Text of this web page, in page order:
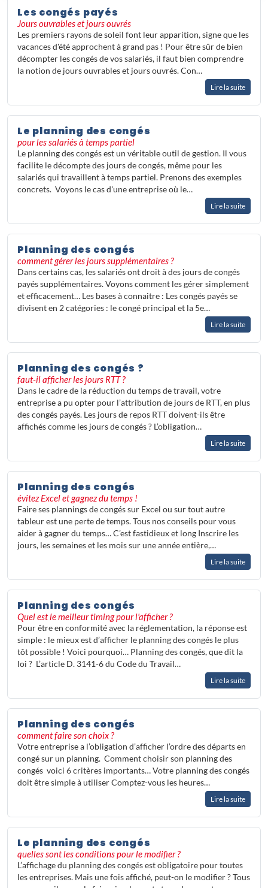
qu'il n'y paraît. Entre les obligations
légales imposées aux employeurs, les
règles propres aux salariés à temps
partiel et la gestion des jours RTT,
chaque décision engage la
responsabilité de l'entreprise.
supplémentaires, ou encore quelle
différence retenir entre jours
ouvrables et jours ouvrés ? Autant de
subtilités qui peuvent générer des
erreurs coûteuses si elles sont mal
maîtrisées.
absences au sein de votre structure,
tout en restant conforme à la
réglementation en vigueur.
Les congés payés
Jours ouvrables et jours ouvrés
Les premiers rayons de soleil font leur apparition, signe que les
vacances d'été approchent à grand pas ! Pour être sûr de bien
décompter les congés de vos salariés, il faut bien comprendre
la notion de jours ouvrables et jours ouvrés. Con…
Lire la suite
Le planning des congés
pour les salariés à temps partiel
Le planning des congés est un véritable outil de gestion. Il vous
facilite le décompte des jours de congés, même pour les
salariés qui travaillent à temps partiel. Prenons des exemples
concrets. Voyons le cas d'une entreprise où le…
Lire la suite
Planning des congés
comment gérer les jours supplémentaires ?
Dans certains cas, les salariés ont droit à des jours de congés
payés supplémentaires. Voyons comment les gérer simplement
et efficacement… Les bases à connaitre : Les congés payés se
divisent en 2 catégories : le congé principal et la 5e…
Lire la suite
Planning des congés ?
faut-il afficher les jours RTT ?
Dans le cadre de la réduction du temps de travail, votre
entreprise a pu opter pour l’attribution de jours de RTT, en plus
des congés payés. Les jours de repos RTT doivent-ils être
affichés comme les jours de congés ? L’obligation…
Lire la suite
Planning des congés
évitez Excel et gagnez du temps !
Faire ses plannings de congés sur Excel ou sur tout autre
tableur est une perte de temps. Tous nos conseils pour vous
aider à gagner du temps… C’est fastidieux et long Inscrire les
jours, les semaines et les mois sur une année entière,…
Lire la suite
Planning des congés
Quel est le meilleur timing pour l'afficher ?
Pour être en conformité avec la réglementation, la réponse est
simple : le mieux est d’afficher le planning des congés le plus
tôt possible ! Voici pourquoi… Planning des congés, que dit la
loi ? L’article D. 3141-6 du Code du Travail…
Lire la suite
Planning des congés
comment faire son choix ?
Votre entreprise a l’obligation d’afficher l’ordre des départs en
congé sur un planning. Comment choisir son planning des
congés voici 6 critères importants… Votre planning des congés
doit être simple à utiliser Comptez-vous les heures…
Lire la suite
Le planning des congés
quelles sont les conditions pour le modifier ?
L’affichage du planning des congés est obligatoire pour toutes
les entreprises. Mais une fois affiché, peut-on le modifier ? Tous